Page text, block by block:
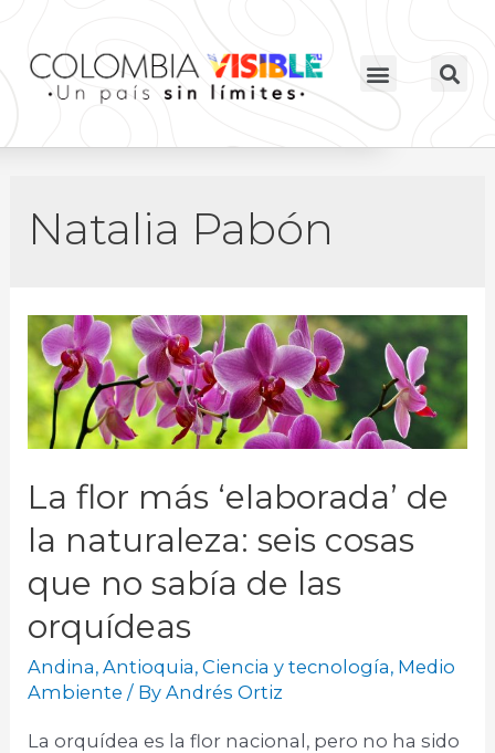
Natalia Pabón
La flor más ‘elaborada’ de
la naturaleza: seis cosas
que no sabía de las
orquídeas
Andina,Antioquia,Ciencia y tecnología, Medio
Ambiente / ByAndrés Ortiz
La orquídea es la flor nacional, pero no ha sido